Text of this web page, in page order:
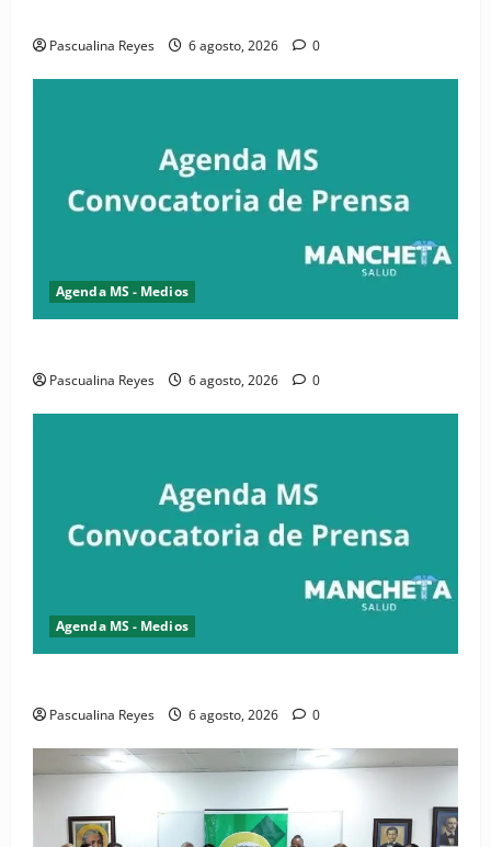
Pascualina Reyes 6 agosto, 2026 0
Agenda MS - Medios
Pascualina Reyes 6 agosto, 2026 0
Agenda MS - Medios
Pascualina Reyes 6 agosto, 2026 0